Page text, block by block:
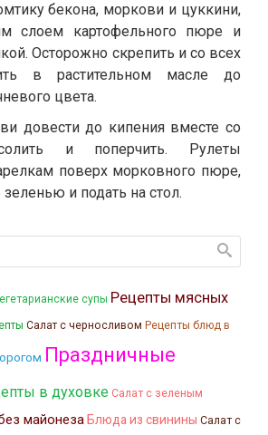
бекона, моркови и цуккини,
слоем картофельного пюре и
Осторожно скрепить и со всех
в растительном масле до
цвета.
довести до кипения вместе со
и поперчить. Рулеты
поверх морковного пюре,
и подать на стол.
супы Рецепты мясных
Салат с черносливом Рецепты блюд в
Праздничные
в духовке Салат с зеленым
майонеза Блюда из свинины Салат с